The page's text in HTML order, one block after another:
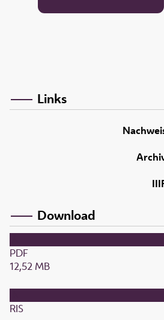
Links
Download
PDF
12,52 MB
RIS